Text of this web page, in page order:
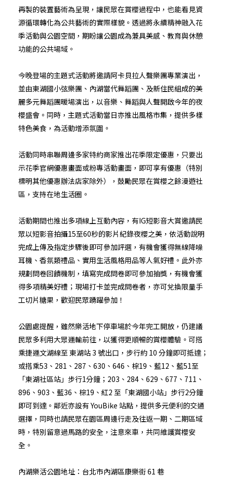
再製的裝置藝術為呈現，讓民眾在賞櫻過程中，也能看見資
源循環轉化為公共藝術的實際樣貌。透過將永續精神融入花
季活動與公園空間，期盼讓公園成為兼具美感、教育與休憩
功能的公共場域。
今晚登場的主題式活動將邀請阿卡貝拉人聲樂團專業演出，
並由東湖國小弦樂團、內湖當代舞蹈團、及新住民組成的美
麗多元舞蹈團暖場演出，以音樂、舞蹈與人聲開啟今年的夜
櫻盛會。同時，主題式活動當日亦推出風格市集，提供多樣
特色美食，為活動增添氛圍。
活動同時串聯周邊多家特約商家推出花季限定優惠，只要出
示花季官網優惠畫面或粉專活動畫面，即可享有優惠（特別
標明其他優惠辦法店家除外），鼓勵民眾在賞櫻之餘漫遊社
區，支持在地生活圈。
活動期間也推出多項線上互動內容，有IG短影音大賞邀請民
眾以短影音拍攝15至60秒的影片紀錄夜櫻之美，依活動說明
完成上傳及指定步驟後即可參加評選，有機會獲得無線降噪
耳機、香氛類禮品、實用生活風格用品等人氣好禮。此外亦
規劃問卷回饋機制，填寫完成問卷即可參加抽獎，有機會獲
得多項精美好禮；現場打卡並完成問卷者，亦可兌換限量手
工切片糖果，歡迎民眾踴躍參加！
公園處提醒，雖然樂活地下停車場於今年完工開放，仍建議
民眾多利用大眾運輸前往，以獲得更順暢的賞櫻體驗。可搭
乘捷運文湖線至 東湖站 3 號出口，步行約 10 分鐘即可抵達；
或搭乘53、281、287、630、646、棕19、藍12、藍51至
「東湖社區站」步行1分鐘；203、284、629、677、711、
896、903、藍36、棕19、紅2 至「東湖國小站」步行2分鐘
即可到達。鄰近亦設有 YouBike 站點，提供多元便利的交通
選擇，同時也請民眾在園區周邊行走及往返一期、二期區域
時，特別留意過馬路的安全，注意來車，共同維護賞櫻安
全。
內湖樂活公園地址：台北市內湖區康樂街 61 巷